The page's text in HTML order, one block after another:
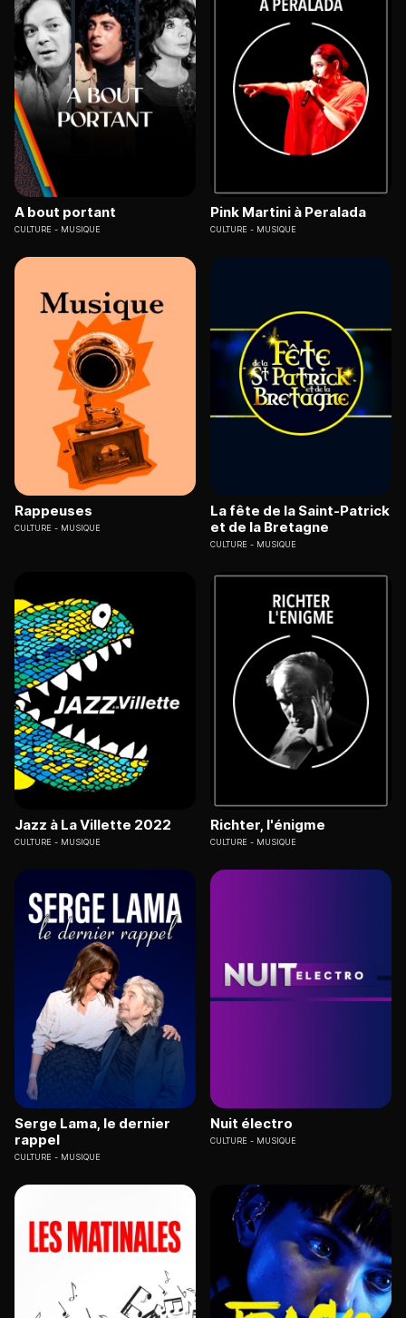
A bout portant
CULTURE MUSIQUE
Pink Martini à Peralada
CULTURE MUSIQUE
Rappeuses
CULTURE MUSIQUE
La fête de la Saint-Patrick
et de la Bretagne
CULTURE MUSIQUE
Jazz à La Villette 2022
CULTURE MUSIQUE
Richter, l'énigme
CULTURE MUSIQUE
Serge Lama, le dernier
rappel
CULTURE MUSIQUE
Nuit électro
CULTURE MUSIQUE